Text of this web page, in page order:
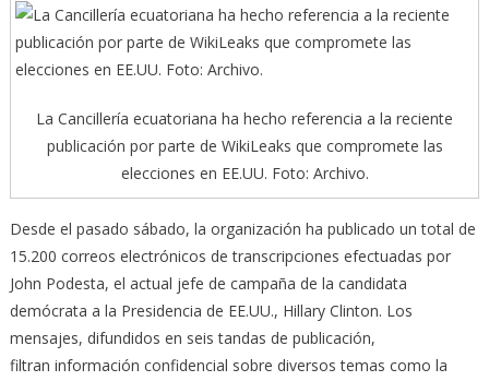
La Cancillería ecuatoriana ha hecho referencia a la reciente
publicación por parte de WikiLeaks que compromete las
elecciones en EE.UU. Foto: Archivo.
Desde el pasado sábado, la organización ha publicado un total de
15.200 correos electrónicos de transcripciones efectuadas por
John Podesta, el actual jefe de campaña de la candidata
demócrata a la Presidencia de EE.UU., Hillary Clinton. Los
mensajes, difundidos en seis tandas de publicación,
filtran información confidencial sobre diversos temas como la